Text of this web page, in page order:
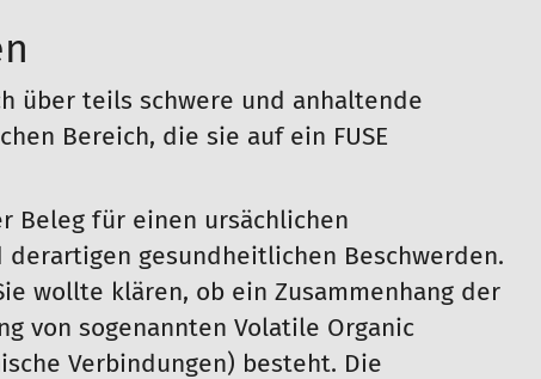
über teils schwere und anhaltende
Bereich, die sie auf ein FUSE
Beleg für einen ursächlichen
derartigen gesundheitlichen Beschwerden.
wollte klären, ob ein Zusammenhang der
von sogenannten Volatile Organic
Verbindungen) besteht. Die